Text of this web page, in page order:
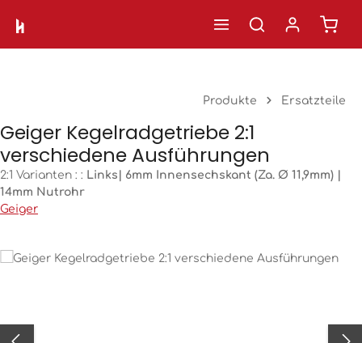
Zum Hauptinhalt springen
Produkte Ersatzteile
Geiger Kegelradgetriebe 2:1
verschiedene Ausführungen
2:1 Varianten : : Links| 6mm Innensechskant (Za. Ø 11,9mm) |
14mm Nutrohr
Geiger
Bildergalerie überspringen